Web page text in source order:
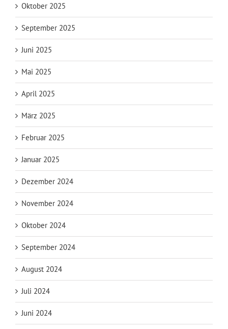
Oktober 2025
September 2025
Juni 2025
Mai 2025
April 2025
März 2025
Februar 2025
Januar 2025
Dezember 2024
November 2024
Oktober 2024
September 2024
August 2024
Juli 2024
Juni 2024